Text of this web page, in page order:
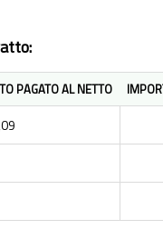
PAGATO AL NETTO